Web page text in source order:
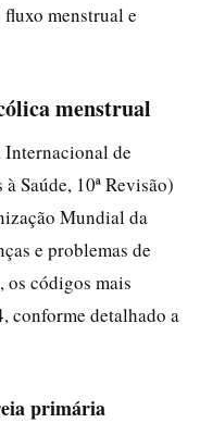
menstrual e
menstrual
de
Saúde, 10ª Revisão)
Mundial da
e problemas de
os códigos mais
conforme detalhado a
primária